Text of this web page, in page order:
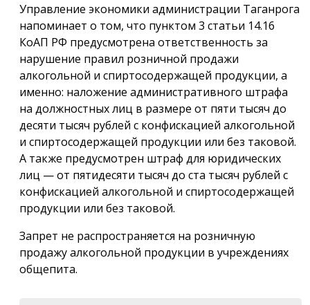
Управление экономики администрации Таганрога
напоминает о том, что пунктом 3 статьи 14.16
КоАП РФ предусмотрена ответственность за
нарушение правил розничной продажи
алкогольной и спиртосодержащей продукции, а
именно: наложение административного штрафа
на должностных лиц в размере от пяти тысяч до
десяти тысяч рублей с конфискацией алкогольной
и спиртосодержащей продукции или без таковой.
А также предусмотрен штраф для юридических
лиц — от пятидесяти тысяч до ста тысяч рублей с
конфискацией алкогольной и спиртосодержащей
продукции или без таковой.
Запрет не распространяется на розничную
продажу алкогольной продукции в учреждениях
общепита.